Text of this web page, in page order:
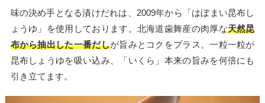
味の決め手となる漬けだれは、2009年から「はぼまい昆布し
ょうゆ」を使用しております。北海道歯舞産の肉厚な天然昆
布から抽出した一番だしが旨みとコクをプラス。一粒一粒が
昆布しょうゆを吸い込み、「いくら」本来の旨みを何倍にも
引き立てます。